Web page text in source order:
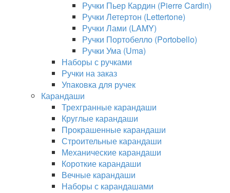
Ручки Пьер Кардин (Pierre Cardin)
Ручки Летертон (Lettertone)
Ручки Лами (LAMY)
Ручки Портобелло (Portobello)
Ручки Ума (Uma)
Наборы с ручками
Ручки на заказ
Упаковка для ручек
Карандаши
Трехгранные карандаши
Круглые карандаши
Прокрашенные карандаши
Строительные карандаши
Механические карандаши
Короткие карандаши
Вечные карандаши
Наборы с карандашами